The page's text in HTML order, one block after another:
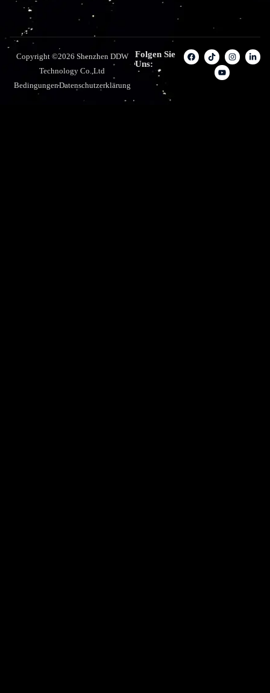
Copyright ©2026 Shenzhen DDW
Technology Co.,Ltd
BedingungenDatenschutzerklärung
Folgen Sie
Uns: